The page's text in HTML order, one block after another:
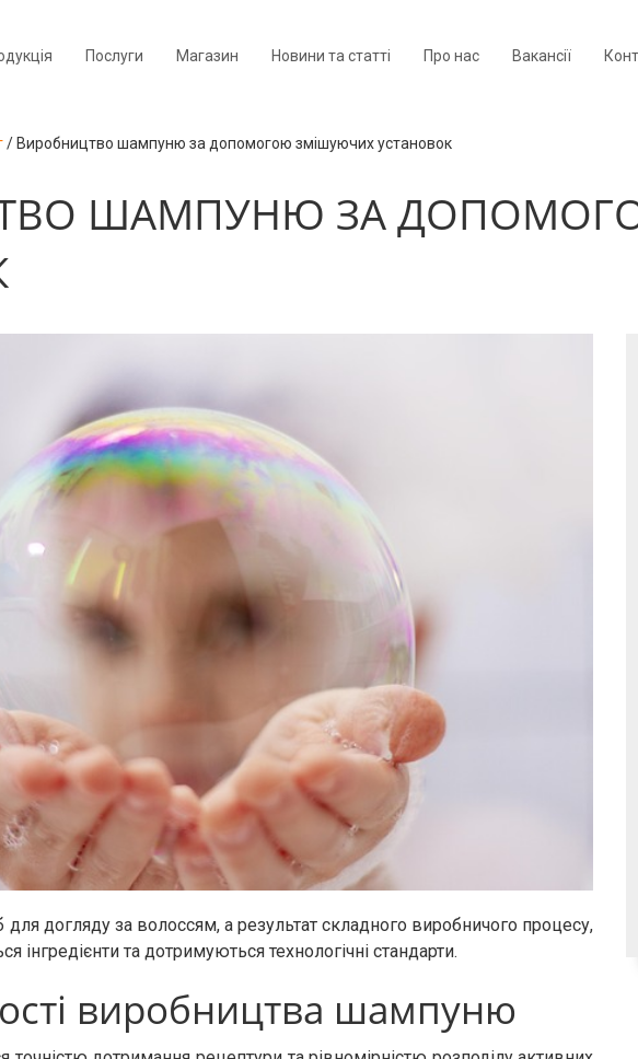
Послуги Магазин Новини та статті Про нас Вакансії
/ Виробництво шампуню за допомогою змішуючих установок
ШАМПУНЮ ЗА
догляду за волоссям, а результат складного виробничого процесу,
інгредієнти та дотримуються технологічні стандарти.
виробництва шампуню